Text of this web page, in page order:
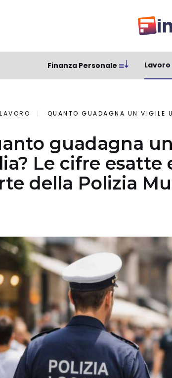
Finanza Personale Lavoro
LAVORO QUANTO GUADAGNA UN VIGILE URBANO IN
guadagna
Le cifre esatte
della Polizia